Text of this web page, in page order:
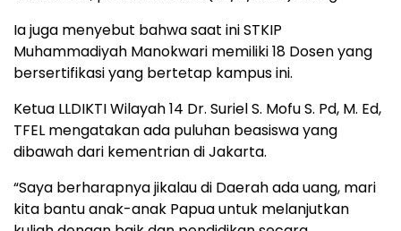
Ia juga menyebut bahwa saat ini STKIP
Muhammadiyah Manokwari memiliki 18 Dosen yang
bersertifikasi yang bertetap kampus ini.
Ketua LLDIKTI Wilayah 14 Dr. Suriel S. Mofu S. Pd, M. Ed,
TFEL mengatakan ada puluhan beasiswa yang
dibawah dari kementrian di Jakarta.
“Saya berharapnya jikalau di Daerah ada uang, mari
kita bantu anak-anak Papua untuk melanjutkan